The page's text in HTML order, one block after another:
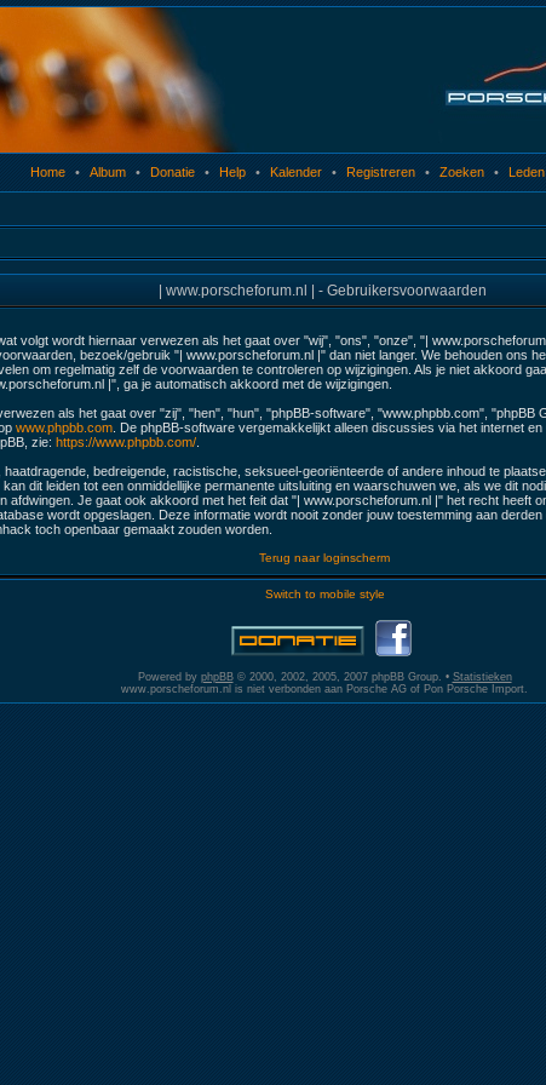
Home • Album • Donatie • Help • Kalender • Registreren • Zoeken • Leden
| www.porscheforum.nl | - Gebruikersvoorwaarden
volgt wordt hiernaar verwezen als het gaat over "wij", "ons", "onze", "|
bezoek/gebruik "| www.porscheforum.nl |" dan niet langer. We behouden ons
om regelmatig zelf de voorwaarden te controleren op wijzigingen. Als je niet akkoord
|", ga je automatisch akkoord met de wijzigingen.
als het gaat over "zij", "hen", "hun", "phpBB-software", "www.phpbb.com",
www.phpbb.com. De phpBB-software vergemakkelijkt alleen discussies via het internet
zie: https://www.phpbb.com/.
bedreigende, racistische, seksueel-georiënteerde of andere inhoud te
dit leiden tot een onmiddellijke permanente uitsluiting en waarschuwen we, als we dit
Je gaat ook akkoord met het feit dat "| www.porscheforum.nl |" het recht heeft
wordt opgeslagen. Deze informatie wordt nooit zonder jouw toestemming aan
toch openbaar gemaakt zouden worden.
Terug naar loginscherm
Switch to mobile style
Powered by phpBB© 2000, 2002, 2005, 2007 phpBB Group. • Statistieken
www.porscheforum.nl is niet verbonden aan Porsche AG of Pon Porsche Import.